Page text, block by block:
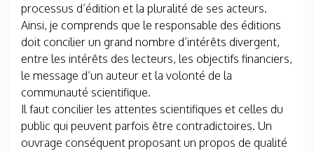
processus d’édition et la pluralité de ses acteurs.
Ainsi, je comprends que le responsable des éditions
doit concilier un grand nombre d’intérêts divergent,
entre les intérêts des lecteurs, les objectifs financiers,
le message d’un auteur et la volonté de la
communauté scientifique.
Il faut concilier les attentes scientifiques et celles du
public qui peuvent parfois être contradictoires. Un
ouvrage conséquent proposant un propos de qualité